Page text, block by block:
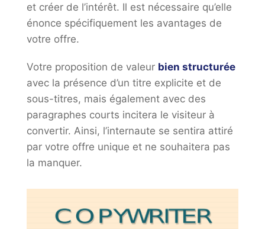
et créer de l’intérêt. Il est nécessaire qu’elle
énonce spécifiquement les avantages de
votre offre.
Votre proposition de valeur bien structurée
avec la présence d’un titre explicite et de
sous-titres, mais également avec des
paragraphes courts incitera le visiteur à
convertir. Ainsi, l’internaute se sentira attiré
par votre offre unique et ne souhaitera pas
la manquer.